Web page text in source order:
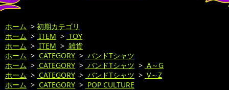
ホーム > 初期カテゴリ
ホーム > ITEM > TOY
ホーム > ITEM > 雑貨
ホーム > CATEGORY > バンドTシャツ
ホーム > CATEGORY > バンドTシャツ > A～G
ホーム > CATEGORY > バンドTシャツ > V～Z
ホーム > CATEGORY > POP CULTURE